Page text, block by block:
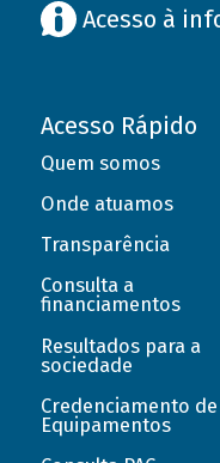
Acesso à
Acesso Rápido
Quem somos
Onde atuamos
Transparência
Consulta a
financiamentos
Resultados para a
sociedade
Credenciamento de
Equipamentos